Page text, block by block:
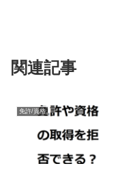
関連記事
免許/資格